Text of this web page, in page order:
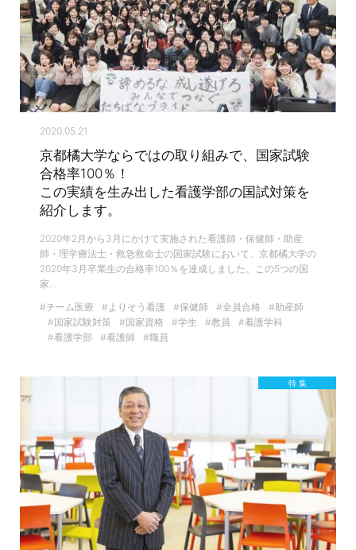
2020.05.21
京都橘大学ならではの取り組みで、国家試験
合格率100％！
この実績を生み出した看護学部の国試対策を
紹介します。
2020年2月から3月にかけて実施された看護師・保健師・助産
師・理学療法士・救急救命士の国家試験において、京都橘大学の
2020年3月卒業生の合格率100％を達成しました。この5つの国
家…
#チーム医療
#よりそう看護 #保健師 #全員合格
#助産師
#国家試験対策
#国家資格 #学生 #教員
#看護学科
#看護学部
#看護師 #職員
特 集